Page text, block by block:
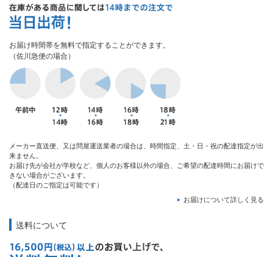
お届け時間帯を無料で指定することができます。
（佐川急便の場合）
メーカー直送便、又は問屋運送業者の場合は、時間指定、土・日・祝の配達指定が出
来ません。
お届け先が会社が学校など、個人のお客様以外の場合、ご希望の配達時間にお届けで
きない場合がございます。
（配達日のご指定は可能です）
お届けについて詳しく見る
送料について